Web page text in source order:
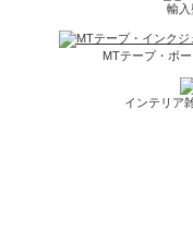
輸
MTテープ・ボ
インテリア